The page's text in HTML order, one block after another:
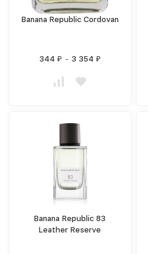
Banana Republic Cordovan
344 ₽ - 3 354 ₽
Banana Republic 83
Leather Reserve